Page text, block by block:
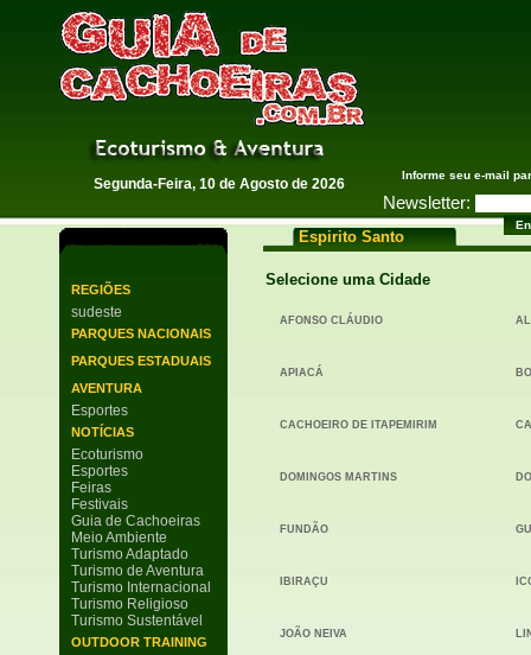
Guia de Cachoeiras
Segunda-Feira, 10 de Agosto de 2026
Informe seu e-mail
Newsletter:
REGIÕES
sudeste
PARQUES NACIONAIS
PARQUES ESTADUAIS
AVENTURA
Esportes
NOTÍCIAS
Ecoturismo
Esportes
Feiras
Festivais
Guia de Cachoeiras
Meio Ambiente
Turismo Adaptado
Turismo de Aventura
Turismo Internacional
Turismo Religioso
Turismo Sustentável
OUTDOOR TRAINING
Espirito Santo
Selecione uma Cidade
AFONSO CLÁUDIO
APIACÁ
CACHOEIRO DE ITAPEMIRIM
DOMINGOS MARTINS
FUNDÃO
IBIRAÇU
JOÃO NEIVA